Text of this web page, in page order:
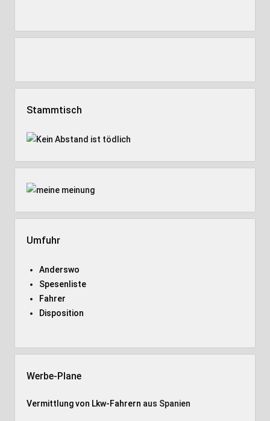
Stammtisch
Umfuhr
Anderswo
Spesenliste
Fahrer
Disposition
Werbe-Plane
Vermittlung von Lkw-Fahrern aus Spanien